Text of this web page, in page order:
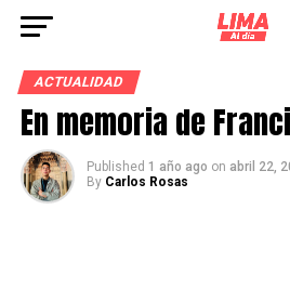
ACTUALIDAD
En memoria de
Published 1 año ago on abril 22,
By Carlos Rosas